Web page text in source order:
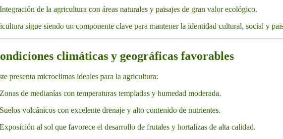
Integración de la agricultura con áreas naturales y paisajes de gran valor ecológico.
sigue siendo un componente clave para mantener la identidad cultural, social y
climáticas y geográficas favorables
presenta microclimas ideales para la agricultura:
Zonas de medianías con temperaturas templadas y humedad moderada.
Suelos volcánicos con excelente drenaje y alto contenido de nutrientes.
Exposición al sol que favorece el desarrollo de frutales y hortalizas de alta calidad.